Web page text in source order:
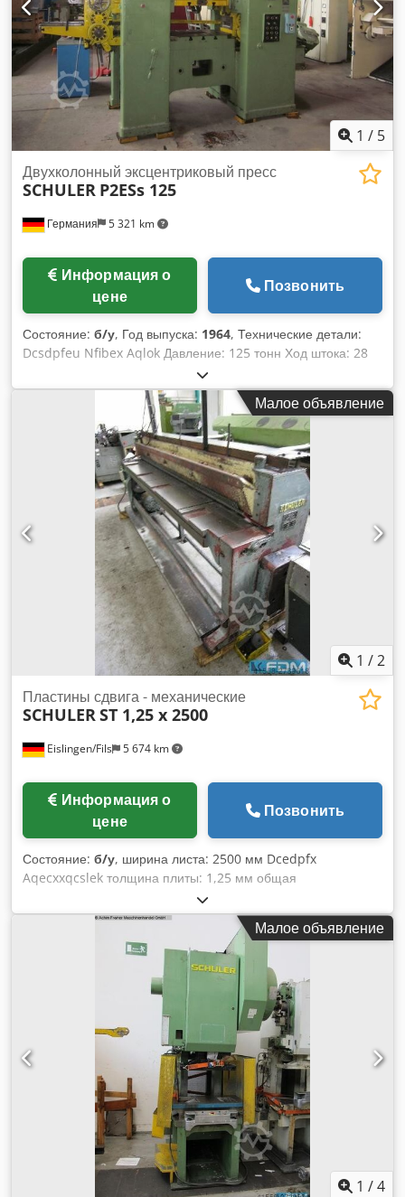
Устройство смены инструмента Сетчатое ограждение с
световыми завесами
1 / 5
Германия 5 321 km
Двухколонный эксцентриковый пресс
SCHULER P2ESs 125
цене
Позвонить
Состояние: б/у, Год выпуска: 1964, Технические детали:
Dcsdpfeu Nfibex Aqlok Давление: 125 тонн Ход штока: 28
мм Число ходов: 56-225 ходов/мин Ширина рамы: 1000 мм
Регулировка рамы: 60 мм Расстояние между столом и
рамой: 376 мм Размер стола: Ш.950xД:720 мм Отверстие в
столе: 400x130 мм Высота над полом: 1120 мм
Поверхность плунжера: 920x540 мм Врезка в плунжере: dm
65 x 120 мм Боковой вертикальный зазор: 250 мм Общая
потребляемая мощность: 30 кВт Вес станка
приблизительно: 15,5 тонн Размеры станка: 3,1x1,34x3,6 м
Размеры шкафа управления LxWxH: 0,64x0,22x1,2 м Этот
пресс является высокопроизводительным прессом для
крупносерийного производства. Включает в себя
автоматическую (механическую) подачу материала с левой
стороны и отсекатель отходов с правой стороны. Подача =
0-200 мм; ширина ролика = 250 мм Частичная копия
инструкции по эксплуатации Машина не функционирует! в
Малое объявление
1 /2
Eislingen/Fils 5 674 km
Пластины сдвига - механические
SCHULERST 1,25 x 2500
цене
Позвонить
Состояние: б/у, ширина листа: 2500 мм Dcedpfx
Aqecxxqcslek толщина плиты: 1,25 мм общая
потребляемая мощность: 2,2 кВт размеры машины при...
1,40 x 3,40 x 1,50 м
Малое объявление
1 /4